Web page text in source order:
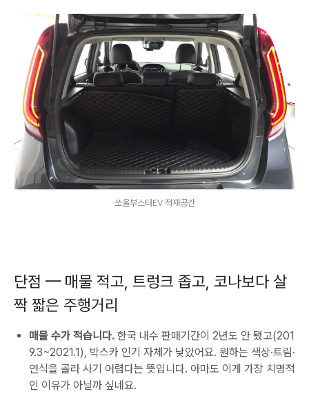
쏘울부스터EV 적재공간
단점 — 매물 적고, 트렁크 좁고, 코나보다 살
짝 짧은 주행거리
매물 수가 적습니다. 한국 내수 판매기간이 2년도 안 됐고(201
9.3~2021.1), 박스카 인기 자체가 낮았어요. 원하는 색상·트림·
연식을 골라 사기 어렵다는 뜻입니다. 아마도 이게 가장 치명적
인 이유가 아닐까 싶네요.